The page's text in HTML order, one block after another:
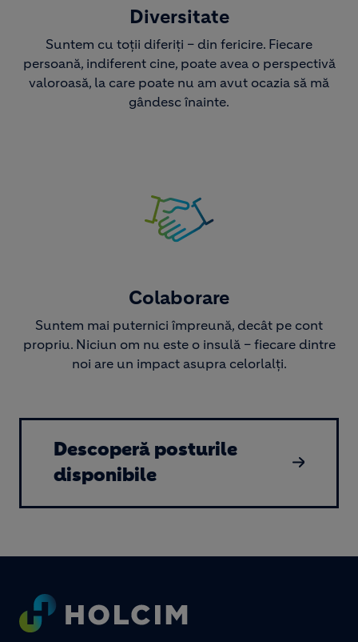
Diversitate
Suntem cu toții diferiți – din fericire. Fiecare
persoană, indiferent cine, poate avea o perspectivă
valoroasă, la care poate nu am avut ocazia să mă
gândesc înainte.
Colaborare
Suntem mai puternici împreună, decât pe cont
propriu. Niciun om nu este o insulă – fiecare dintre
noi are un impact asupra celorlalți.
Descoperă posturile
disponibile
Footer